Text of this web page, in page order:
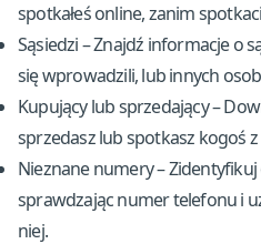
spotkałeś online, zanim
Sąsiedzi – Znajdź informacje o
się wprowadzili, lub innych
Kupujący lub sprzedający –
sprzedasz lub spotkasz kogoś
Nieznane numery –
sprawdzając numer telefonu i
niej.